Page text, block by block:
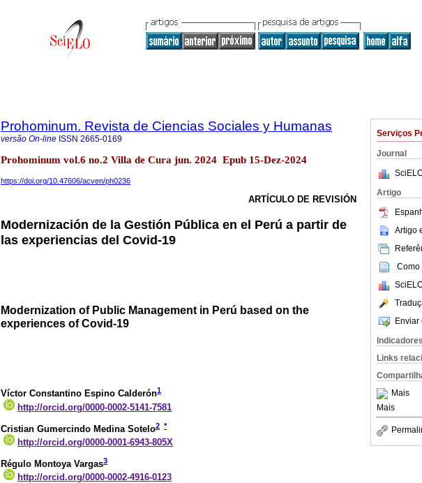
Serviços
Journal
Artigo
Artigo
Como
Enviar
Links
Mais
Mais
Prohominum. Revista de Ciencias Sociales y Humanas
versão On-line ISSN 2665-0169
Prohominum vol.6 no.2 Villa de Cura jun. 2024 Epub 15-Dez-2024
https://doi.org/10.47606/acven/ph0236
ARTÍCULO DE REVISIÓN
Modernización de la Gestión Pública en el Perú a partir de
las experiencias del Covid-19
Modernization of Public Management in Perú based on the
experiences of Covid-19
Víctor Constantino Espino Calderón1
http://orcid.org/0000-0002-5141-7581
Cristian Gumercindo Medina Sotelo2 *
http://orcid.org/0000-0001-6943-805X
Régulo Montoya Vargas3
http://orcid.org/0000-0002-4916-0123